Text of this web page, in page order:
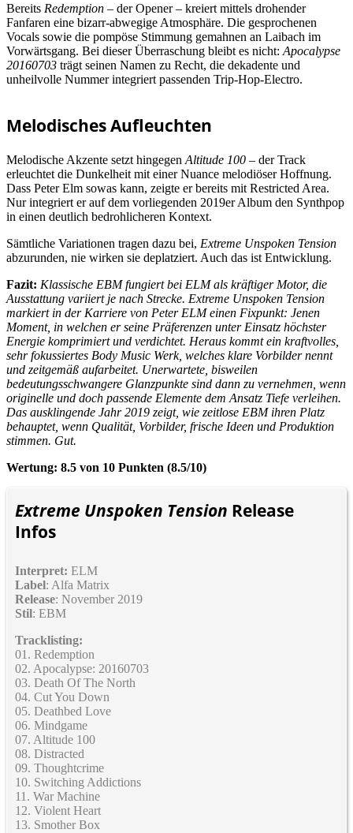
Bereits Redemption – der Opener – kreiert mittels drohender
Fanfaren eine bizarr-abwegige Atmosphäre. Die gesprochenen
Vocals sowie die pompöse Stimmung gemahnen an Laibach im
Vorwärtsgang. Bei dieser Überraschung bleibt es nicht: Apocalypse
20160703 trägt seinen Namen zu Recht, die dekadente und
unheilvolle Nummer integriert passenden Trip-Hop-Electro.
Melodisches Aufleuchten
Melodische Akzente setzt hingegen Altitude 100 – der Track
erleuchtet die Dunkelheit mit einer Nuance melodiöser Hoffnung.
Dass Peter Elm sowas kann, zeigte er bereits mit Restricted Area.
Nur integriert er auf dem vorliegenden 2019er Album den Synthpop
in einen deutlich bedrohlicheren Kontext.
Sämtliche Variationen tragen dazu bei, Extreme Unspoken Tension
abzurunden, nie wirken sie deplatziert. Auch das ist Entwicklung.
Fazit: Klassische EBM fungiert bei ELM als kräftiger Motor, die
Ausstattung variiert je nach Strecke. Extreme Unspoken Tension
markiert in der Karriere von Peter ELM einen Fixpunkt: Jenen
Moment, in welchen er seine Präferenzen unter Einsatz höchster
Energie komprimiert und verdichtet. Heraus kommt ein kraftvolles,
sehr fokussiertes Body Music Werk, welches klare Vorbilder nennt
und zeitgemäß aufarbeitet. Unerwartete, bisweilen
bedeutungsschwangere Glanzpunkte sind dann zu vernehmen, wenn
originelle und doch passende Elemente dem Ansatz Tiefe verleihen.
Das ausklingende Jahr 2019 zeigt, wie zeitlose EBM ihren Platz
behauptet, wenn Qualität, Vorbilder, frische Ideen und Produktion
stimmen. Gut.
Wertung: 8.5 von 10 Punkten (8.5/10)
Extreme Unspoken Tension Release
Infos
Interpret: ELM
Label: Alfa Matrix
Release: November 2019
Stil: EBM
Tracklisting:
01. Redemption
02. Apocalypse: 20160703
03. Death Of The North
04. Cut You Down
05. Deathbed Love
06. Mindgame
07. Altitude 100
08. Distracted
09. Thoughtcrime
10. Switching Addictions
11. War Machine
12. Violent Heart
13. Smother Box